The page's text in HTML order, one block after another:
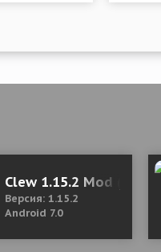
Clew 1.15.2 Mod
Версия: 1.15.2
Android 7.0